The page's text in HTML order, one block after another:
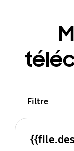
Filtre